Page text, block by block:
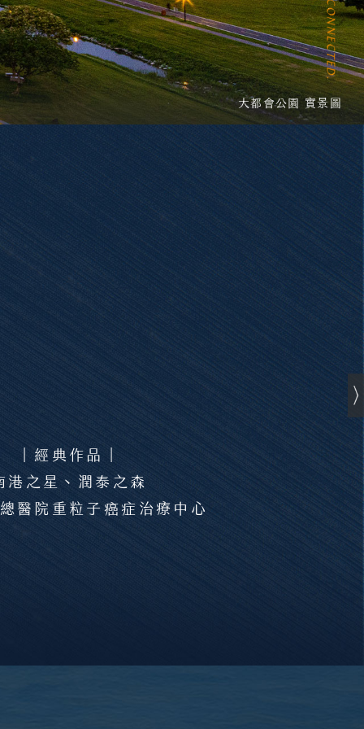
大都會公園 實景圖
｜經典作品｜
港之星、潤泰之森
醫院重粒子癌症治療中心